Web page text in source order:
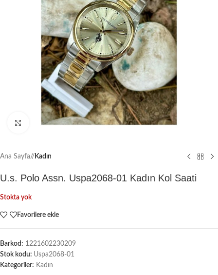
Büyütmek için tıklayın
Ana Sayfa/ Kadın
U.s. Polo Assn. Uspa2068-01 Kadın Kol Saati
Stokta yok
Favorilere ekle
Barkod: 1221602230209
Stok kodu: Uspa2068-01
Kategoriler: Kadın